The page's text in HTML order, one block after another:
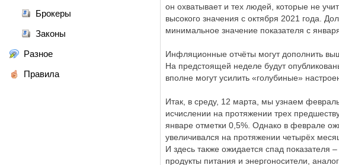
Брокеры
Законы
Разное
Правила
он охватывает и тех людей, которые не
высокого значения с октября 2021 года.
минимальное значение показателя с
Инфляционные отчёты могут дополнить
На предстоящей неделе будут
вполне могут усилить «голубиные»
Итак, в среду, 12 марта, мы узнаем
исчислении на протяжении трех
январе отметки 0,5%. Однако в феврале
увеличивался на протяжении четырёх
И здесь также ожидается спад показателя
продукты питания и энергоносители,